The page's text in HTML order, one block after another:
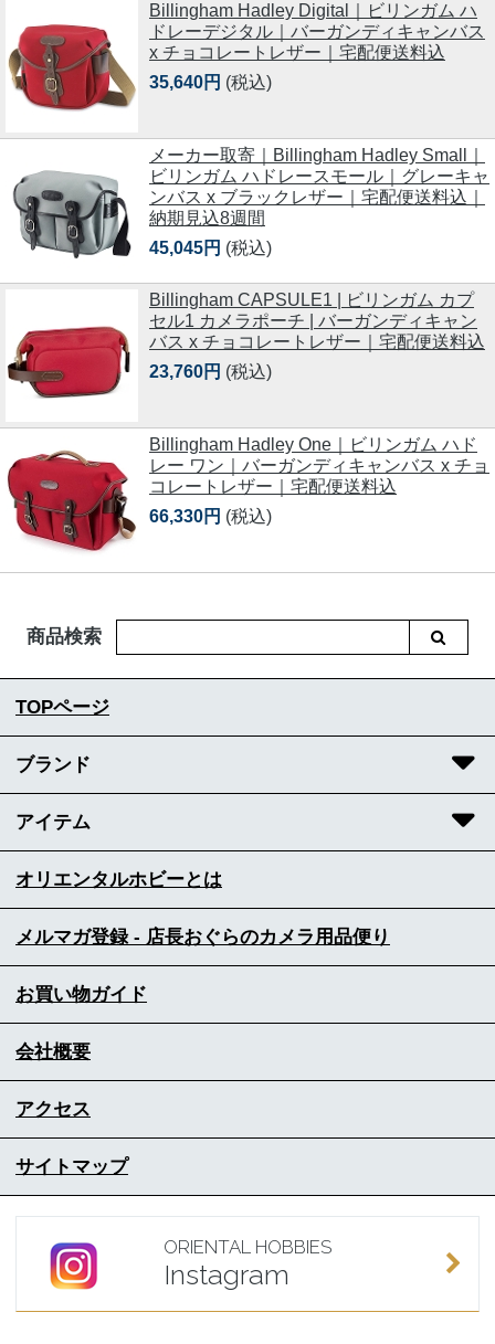
Billingham Hadley Digital｜ビリンガム ハ
ドレーデジタル｜バーガンディキャンバス
x チョコレートレザー｜宅配便送料込
35,640円 (税込)
メーカー取寄｜Billingham Hadley Small｜
ビリンガム ハドレースモール｜グレーキャ
ンバス x ブラックレザー｜宅配便送料込｜
納期見込8週間
45,045円 (税込)
Billingham CAPSULE1 | ビリンガム カプ
セル1 カメラポーチ | バーガンディキャン
バス x チョコレートレザー｜宅配便送料込
23,760円 (税込)
Billingham Hadley One｜ビリンガム ハド
レー ワン｜バーガンディキャンバス x チョ
コレートレザー｜宅配便送料込
66,330円 (税込)
商品検索
TOPページ
ブランド
アイテム
オリエンタルホビーとは
メルマガ登録 - 店長おぐらのカメラ用品便り
お買い物ガイド
会社概要
アクセス
サイトマップ
ORIENTAL HOBBIES
Instagram